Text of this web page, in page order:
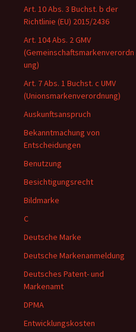
Art. 10 Abs. 3 Buchst. b der
Richtlinie (EU) 2015/2436
Art. 104 Abs. 2 GMV
(Gemeinschaftsmarkenverordn
ung)
Art. 7 Abs. 1 Buchst. c UMV
(Unionsmarkenverordnung)
Auskunftsanspruch
Bekanntmachung von
Entscheidungen
Benutzung
Besichtigungsrecht
Bildmarke
C
Deutsche Marke
Deutsche Markenanmeldung
Deutsches Patent- und
Markenamt
DPMA
Entwicklungskosten